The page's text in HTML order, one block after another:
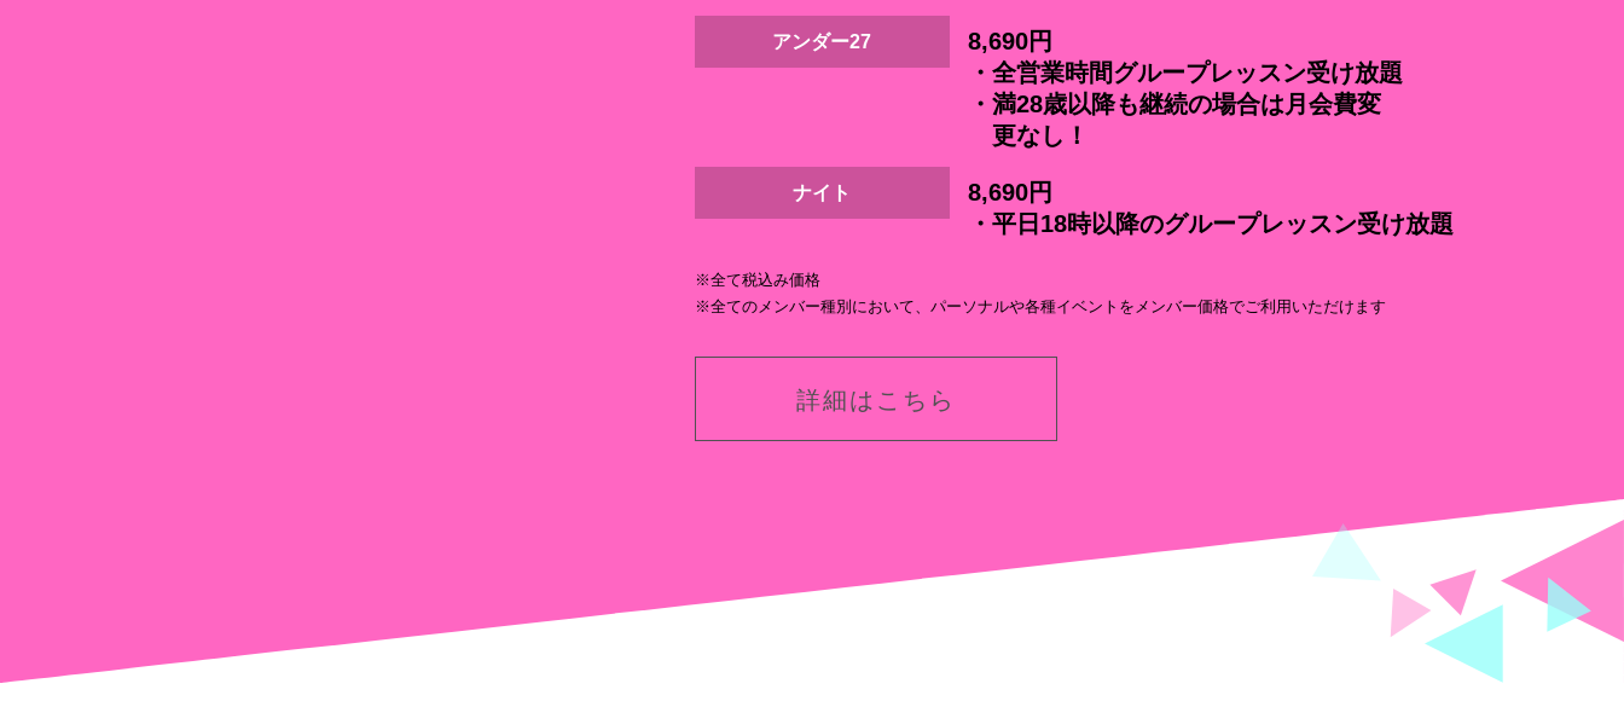
アンダー27
8,690円
・全営業時間グループレッスン受け放題
・満28歳以降も継続の場合は月会費変
更なし！
ナイト
8,690円
・平日18時以降のグループレッスン受け放題
※全て税込み価格
※全てのメンバー種別において、パーソナルや各種イベントをメンバー価格でご利用いただけます
詳細はこちら